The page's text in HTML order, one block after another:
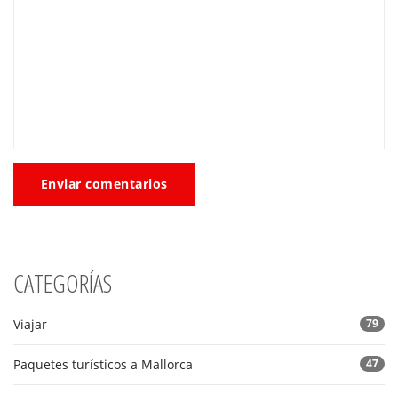
Enviar comentarios
CATEGORÍAS
Viajar 79
Paquetes turísticos a Mallorca 47